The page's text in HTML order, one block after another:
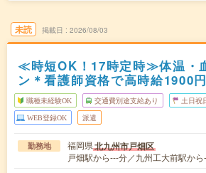
未読 掲載日 2026/08/03
≪時短OK！17時定時≫体温・
ン＊看護師資格で高時給1900円
職種未経験OK 交通費別途支給あり 土日祝
WEB登録OK 派遣
勤務地 福岡県北九州市戸畑区
戸畑駅から---分／九州工大前駅か